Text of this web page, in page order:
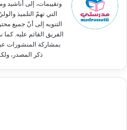
وتقييمات، إلى أناشيد
التي تهمّ التلميذ
التنويه إلى أنّ جميع
الفريق القائم عليه. كما
بمشاركة المنشورات
ذكر المصدر،